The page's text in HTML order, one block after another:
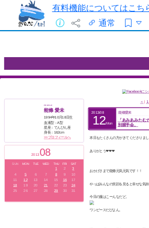
有料機能についてはこち
通常